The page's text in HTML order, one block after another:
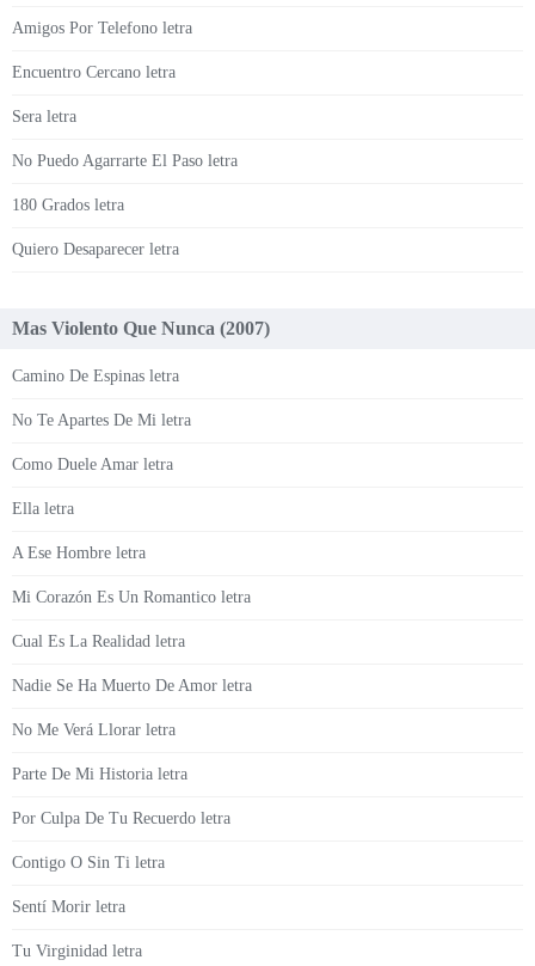
Amigos Por Telefono letra
Encuentro Cercano letra
Sera letra
No Puedo Agarrarte El Paso letra
180 Grados letra
Quiero Desaparecer letra
Mas Violento Que Nunca (2007)
Camino De Espinas letra
No Te Apartes De Mi letra
Como Duele Amar letra
Ella letra
A Ese Hombre letra
Mi Corazón Es Un Romantico letra
Cual Es La Realidad letra
Nadie Se Ha Muerto De Amor letra
No Me Verá Llorar letra
Parte De Mi Historia letra
Por Culpa De Tu Recuerdo letra
Contigo O Sin Ti letra
Sentí Morir letra
Tu Virginidad letra